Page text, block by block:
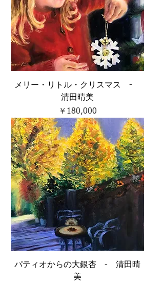
メリー・リトル・クリスマス -
清田晴美
価格
￥180,000
パティオからの大銀杏 - 清田晴
美